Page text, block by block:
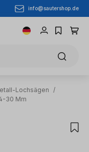
info@sautershop.de
Lochsägen
/
30 Mm